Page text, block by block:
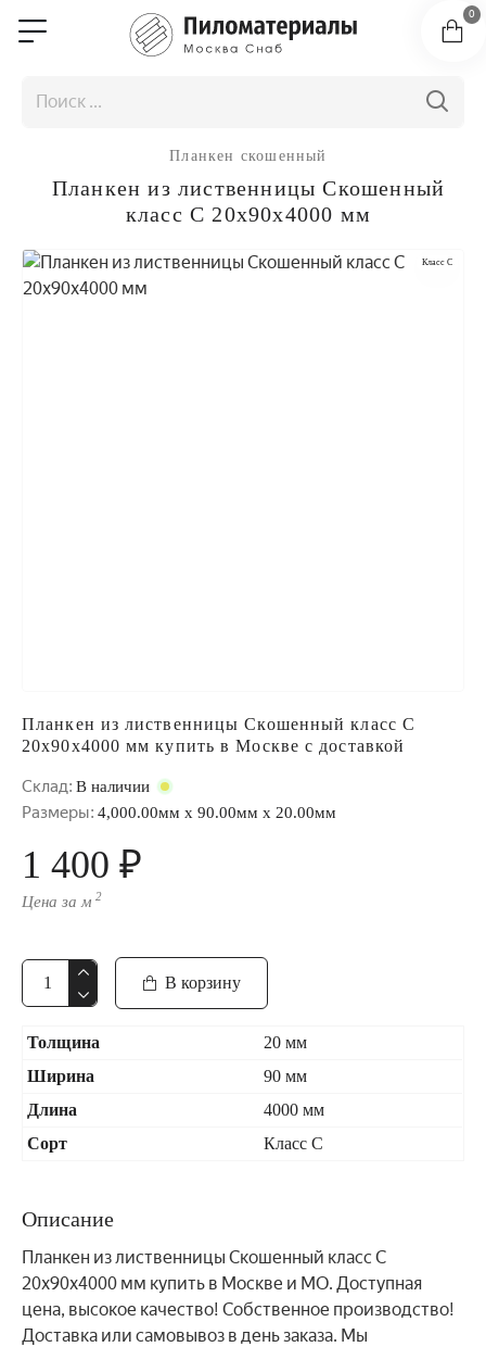
0
Планкен скошенный
Планкен из лиственницы Скошенный
класс С 20x90x4000 мм
Класс C
Планкен из лиственницы Скошенный класс С
20x90x4000 мм купить в Москве с доставкой
Склад: В наличии
Размеры: 4,000.00мм x 90.00мм x 20.00мм
1 400 ₽
В корзину
Цена за м 2
Толщина
20 мм
Ширина
90 мм
Длина
4000 мм
Сорт
Класс С
Описание
Планкен из лиственницы Скошенный класс С
20x90x4000 мм купить в Москве и МО. Доступная
цена, высокое качество! Собственное производство!
Доставка или самовывоз в день заказа. Мы